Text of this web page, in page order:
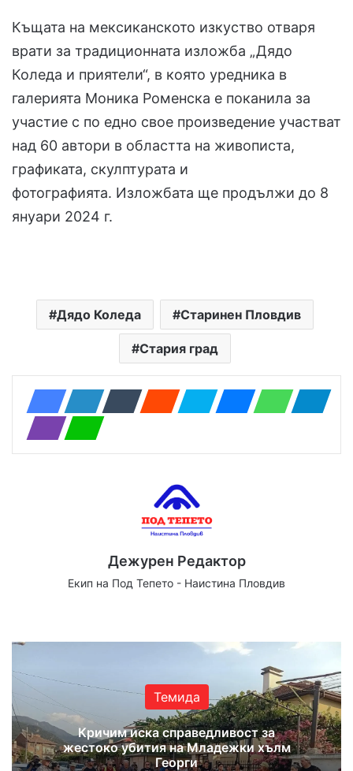
Къщата на мексиканското изкуство отваря
врати за традиционната изложба „Дядо
Коледа и приятели“, в която уредника в
галерията Моника Роменска е поканила за
участие с по едно свое произведение участват
над 60 автори в областта на живописта,
графиката, скулптурата и
фотографията. Изложбата ще продължи до 8
януари 2024 г.
Дядо Коледа Старинен Пловдив
Стария град
Дежурен Редактор
Екип на Под Тепето - Наистина Пловдив
Темида
Кричим иска справедливост за
жестоко убития на Младежки хълм
Георги